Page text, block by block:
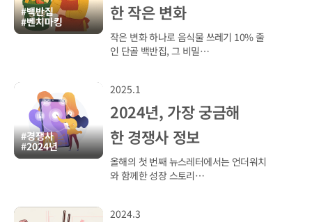
#백반집
#벤치마킹
한 작은 변화
작은 변화 하나로 음식물 쓰레기 10% 줄
인 단골 백반집, 그 비밀…
#경쟁사
#2024년
2025.1
2024년, 가장 궁금해
한 경쟁사 정보
올해의 첫 번째 뉴스레터에서는 언더워치
와 함께한 성장 스토리…
2024.3